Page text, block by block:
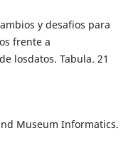
y desafios para
frente a
losdatos. Tabula. 21
Museum Informatics.